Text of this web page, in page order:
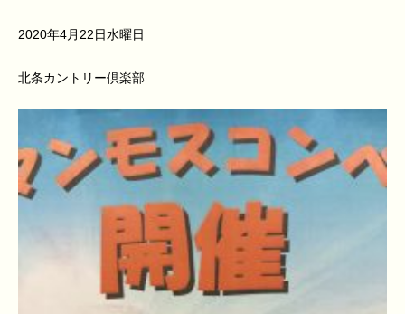
2020年4月22日水曜日
北条カントリー倶楽部